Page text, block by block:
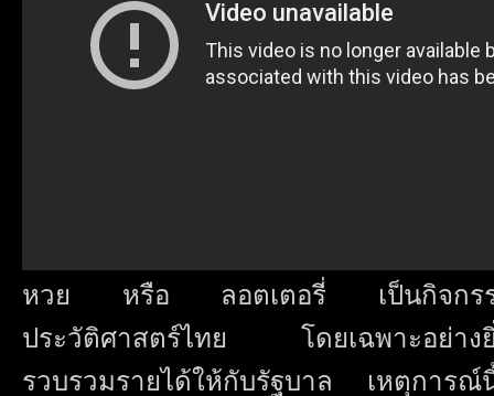
หวย หรือ ลอตเตอรี่ เป็นกิจกรรม
ประวัติศาสตร์ไทย โดยเฉพาะอย่างยิ่
รวบรวมรายได้ให้กับรัฐบาล เหตุการณ์